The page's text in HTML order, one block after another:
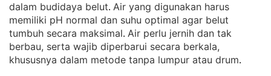
dalam budidaya belut. Air yang digunakan harus
memiliki pH normal dan suhu optimal agar belut
tumbuh secara maksimal. Air perlu jernih dan tak
berbau, serta wajib diperbarui secara berkala,
khususnya dalam metode tanpa lumpur atau drum.